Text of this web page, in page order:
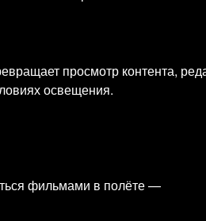
просмотр контента,
освещения.
фильмами в полёте —